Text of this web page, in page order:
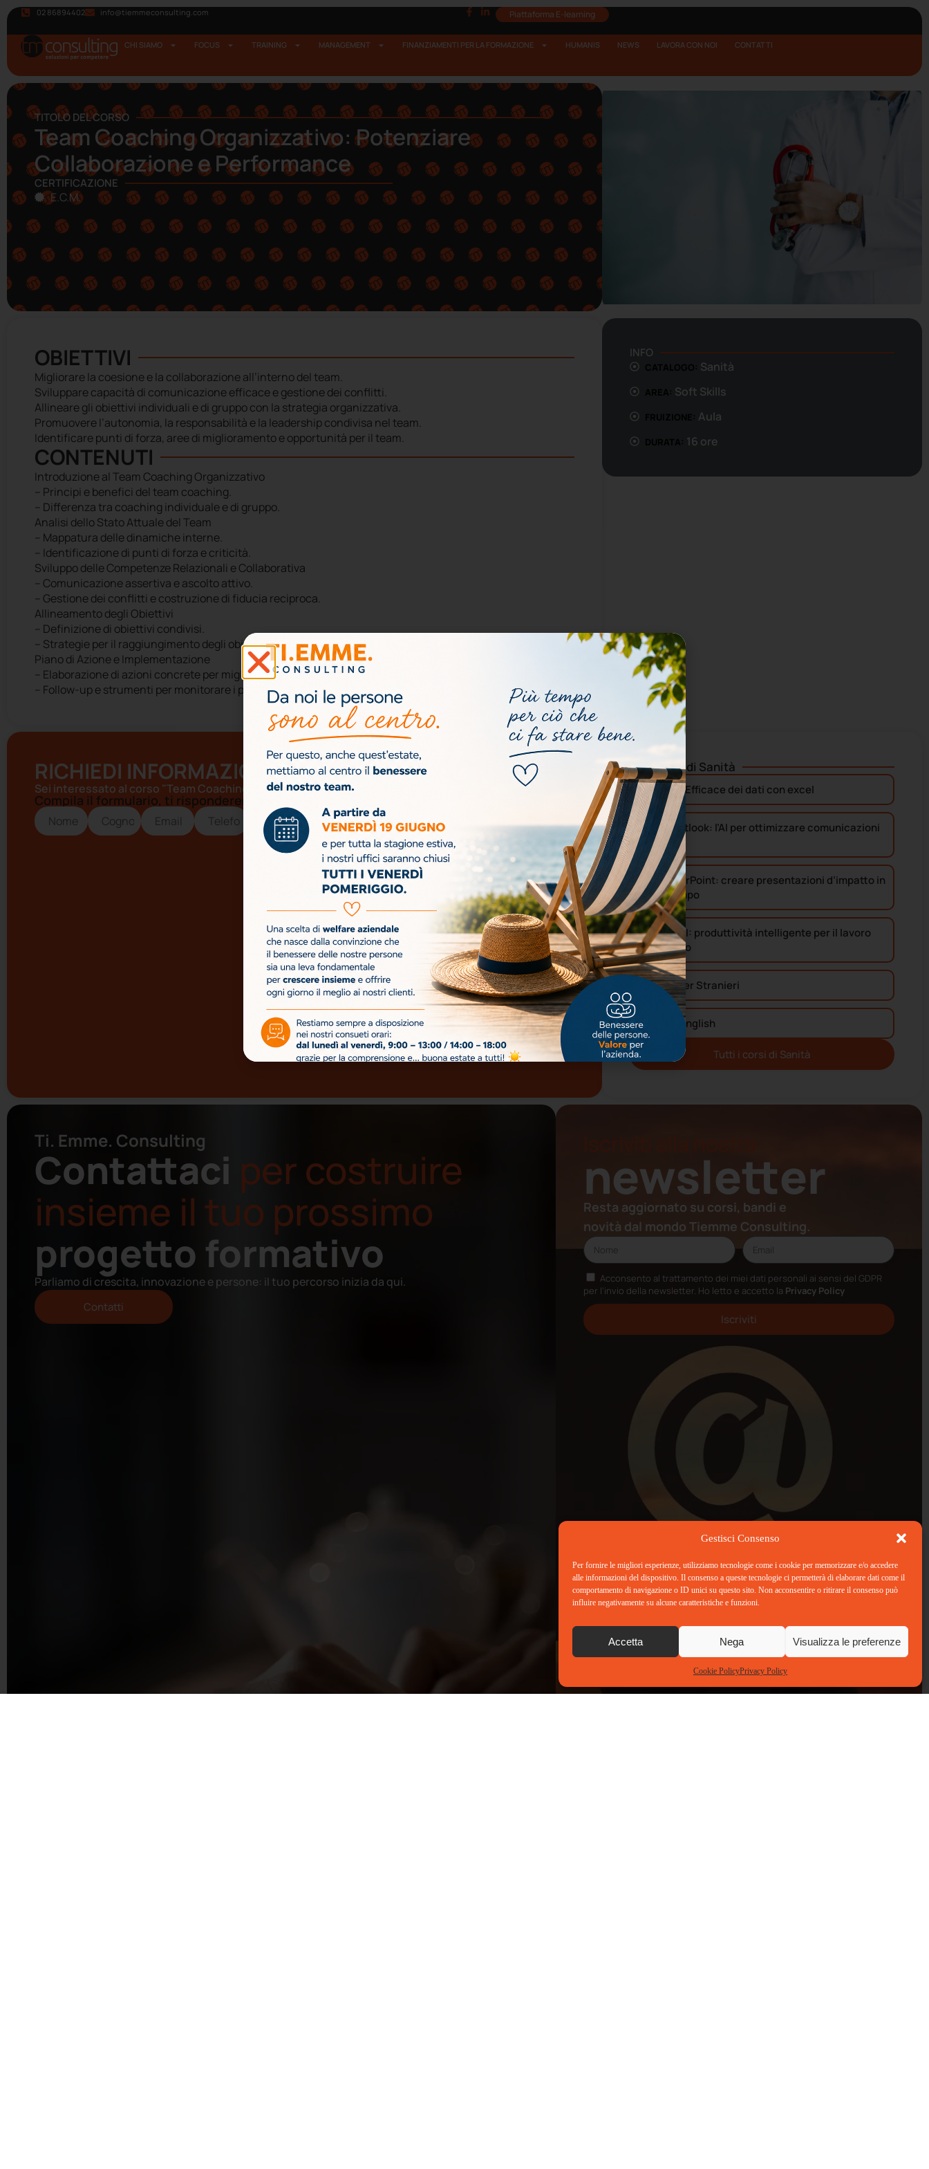
Gestisci Consenso
Per fornire le migliori esperienze, utilizziamo tecnologie come i cookie per memorizzare e/o accedere
alle informazioni del dispositivo. Il consenso a queste tecnologie ci permetterà di elaborare dati come il
comportamento di navigazione o ID unici su questo sito. Non acconsentire o ritirare il consenso può
influire negativamente su alcune caratteristiche e funzioni.
Accetta Nega Visualizza le preferenze
Cookie PolicyPrivacy Policy
02 86894402 info@tiemmeconsulting.com Piattaforma E-learning
CHI SIAMO FOCUS TRAINING MANAGEMENT FINANZIAMENTI PER LA FORMAZIONE HUMANIS NEWS LAVORA CON NOI CONTATTI
TITOLO DEL CORSO
Team Coaching Organizzativo: Potenziare
Collaborazione e Performance
CERTIFICAZIONE
E.C.M.
OBIETTIVI
Migliorare la coesione e la collaborazione all’interno del team.
Sviluppare capacità di comunicazione efficace e gestione dei conflitti.
Allineare gli obiettivi individuali e di gruppo con la strategia organizzativa.
Promuovere l’autonomia, la responsabilità e la leadership condivisa nel team.
Identificare punti di forza, aree di miglioramento e opportunità per il team.
CONTENUTI
Introduzione al Team Coaching Organizzativo
– Principi e benefici del team coaching.
– Differenza tra coaching individuale e di gruppo.
Analisi dello Stato Attuale del Team
– Mappatura delle dinamiche interne.
– Identificazione di punti di forza e criticità.
Sviluppo delle Competenze Relazionali e Collaborativa
– Comunicazione assertiva e ascolto attivo.
– Gestione dei conflitti e costruzione di fiducia reciproca.
Allineamento degli Obiettivi
– Definizione di obiettivi condivisi.
– Strategie per il raggiungimento degli obiettivi organizzativi.
Piano di Azione e Implementazione
– Elaborazione di azioni concrete per migliorare la performance del team.
– Follow-up e strumenti per monitorare i progressi.
INFO
Sanità
Soft Skills
Aula
16 ore
RICHIEDI INFORMAZIONI
Sei interessato al corso "Team Coaching Organizzativo: Potenziare Collaborazione e Performance"?
Compila il formulario, ti risponderemo al più presto!
Acconsento al
trattamento dei miei
dati personali ai sensi
del GDPR per l’invio della
newsletter. Ho letto e
accetto laPrivacy
Policy
Altri corsi di Sanità
Gestione Efficace dei dati con excel
Smart Outlook: l’AI per ottimizzare comunicazioni
e tempo
AI & PowerPoint: creare presentazioni d’impatto in
meno tempo
Office & AI: produttività intelligente per il lavoro
quotidiano
Italiano per Stranieri
Medical English
Tutti i corsi di Sanità
Ti. Emme. Consulting
Contattaci per costruire
insieme il tuo prossimo
progetto formativo
Parliamo di crescita, innovazione e persone: il tuo percorso inizia da qui.
Contatti
newsletter
Resta aggiornato su corsi, bandi e
novità dal mondo Tiemme Consulting.
Acconsento al trattamento dei miei dati personali ai sensi del GDPR
per l’invio della newsletter. Ho letto e accetto la Privacy Policy
Iscriviti